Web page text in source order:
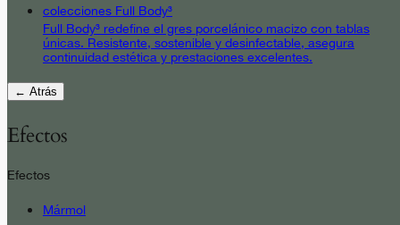
colecciones Full Body³
Full Body³ redefine el gres porcelánico macizo con tablas
únicas. Resistente, sostenible y desinfectable, asegura
continuidad estética y prestaciones excelentes.
← Atrás
Efectos
Efectos
Mármol